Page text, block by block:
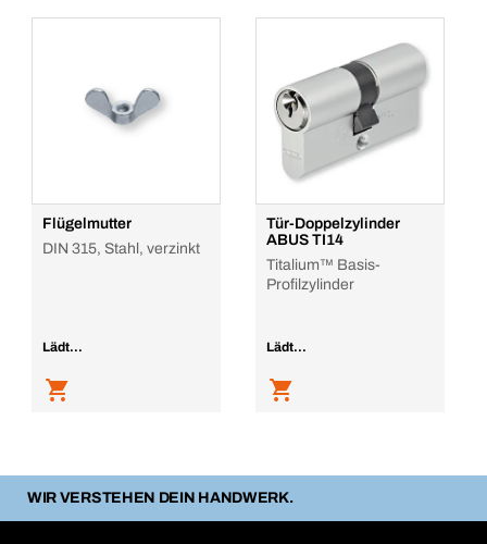
Flügelmutter
DIN 315, Stahl, verzinkt
Lädt...
Tür-Doppelzylinder
ABUS TI14
Titalium™ Basis-
Profilzylinder
Lädt...
WIR VERSTEHEN DEIN HANDWERK.